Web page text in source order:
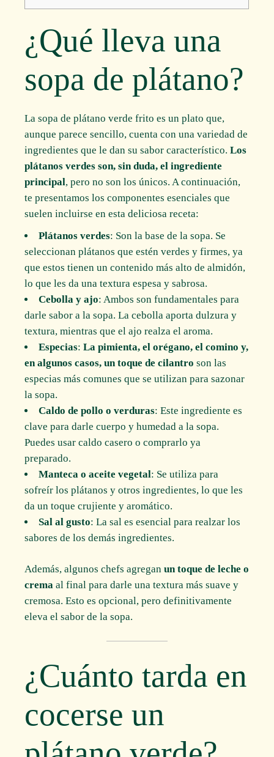
¿Qué lleva una
sopa de plátano?
La sopa de plátano verde frito es un plato que,
aunque parece sencillo, cuenta con una variedad de
ingredientes que le dan su sabor característico.Los
plátanos verdes son, sin duda, el ingrediente
principal, pero no son los únicos. A continuación,
te presentamos los componentes esenciales que
suelen incluirse en esta deliciosa receta:
Plátanos verdes: Son la base de la sopa. Se
seleccionan plátanos que estén verdes y firmes, ya
que estos tienen un contenido más alto de almidón,
lo que les da una textura espesa y sabrosa.
Cebolla y ajo: Ambos son fundamentales para
darle sabor a la sopa. La cebolla aporta dulzura y
textura, mientras que el ajo realza el aroma.
Especias:La pimienta, el orégano, el comino y,
en algunos casos, un toque de cilantro son las
especias más comunes que se utilizan para sazonar
la sopa.
Caldo de pollo o verduras: Este ingrediente es
clave para darle cuerpo y humedad a la sopa.
Puedes usar caldo casero o comprarlo ya
preparado.
Manteca o aceite vegetal: Se utiliza para
sofreír los plátanos y otros ingredientes, lo que les
da un toque crujiente y aromático.
Sal al gusto: La sal es esencial para realzar los
sabores de los demás ingredientes.
Además, algunos chefs agreganun toque de leche o
crema al final para darle una textura más suave y
cremosa. Esto es opcional, pero definitivamente
eleva el sabor de la sopa.
¿Cuánto tarda en
cocerse un